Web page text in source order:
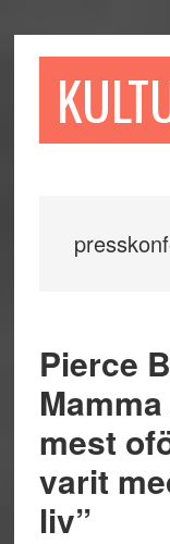
till
till
sidofältet
till
Pierce
mest
varit
liv”